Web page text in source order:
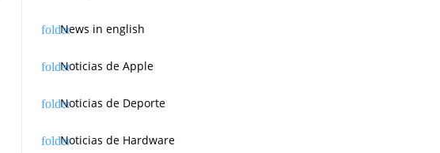
News in english
Noticias de Apple
Noticias de Deporte
Noticias de Hardware